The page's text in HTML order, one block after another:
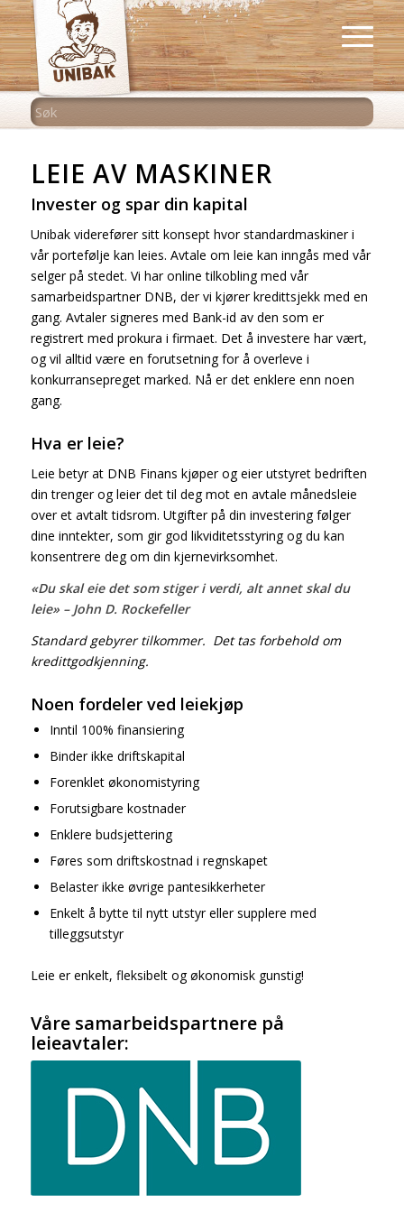
LEIE AV MASKINER
Invester og spar din kapital
Unibak viderefører sitt konsept hvor standardmaskiner i
vår portefølje kan leies. Avtale om leie kan inngås med vår
selger på stedet. Vi har online tilkobling med vår
samarbeidspartner DNB, der vi kjører kredittsjekk med en
gang. Avtaler signeres med Bank-id av den som er
registrert med prokura i firmaet. Det å investere har vært,
og vil alltid være en forutsetning for å overleve i
konkurransepreget marked. Nå er det enklere enn noen
gang.
Hva er leie?
Leie betyr at DNB Finans kjøper og eier utstyret bedriften
din trenger og leier det til deg mot en avtale månedsleie
over et avtalt tidsrom. Utgifter på din investering følger
dine inntekter, som gir god likviditetsstyring og du kan
konsentrere deg om din kjernevirksomhet.
«Du skal eie det som stiger i verdi, alt annet skal du
leie» – John D. Rockefeller
Standard gebyrer tilkommer. Det tas forbehold om
kredittgodkjenning.
Noen fordeler ved leiekjøp
Inntil 100% finansiering
Binder ikke driftskapital
Forenklet økonomistyring
Forutsigbare kostnader
Enklere budsjettering
Føres som driftskostnad i regnskapet
Belaster ikke øvrige pantesikkerheter
Enkelt å bytte til nytt utstyr eller supplere med
tilleggsutstyr
Leie er enkelt, fleksibelt og økonomisk gunstig!
Våre samarbeidspartnere på
leieavtaler: